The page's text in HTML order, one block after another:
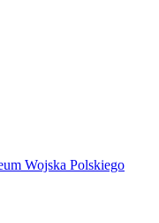
Wojska Polskiego